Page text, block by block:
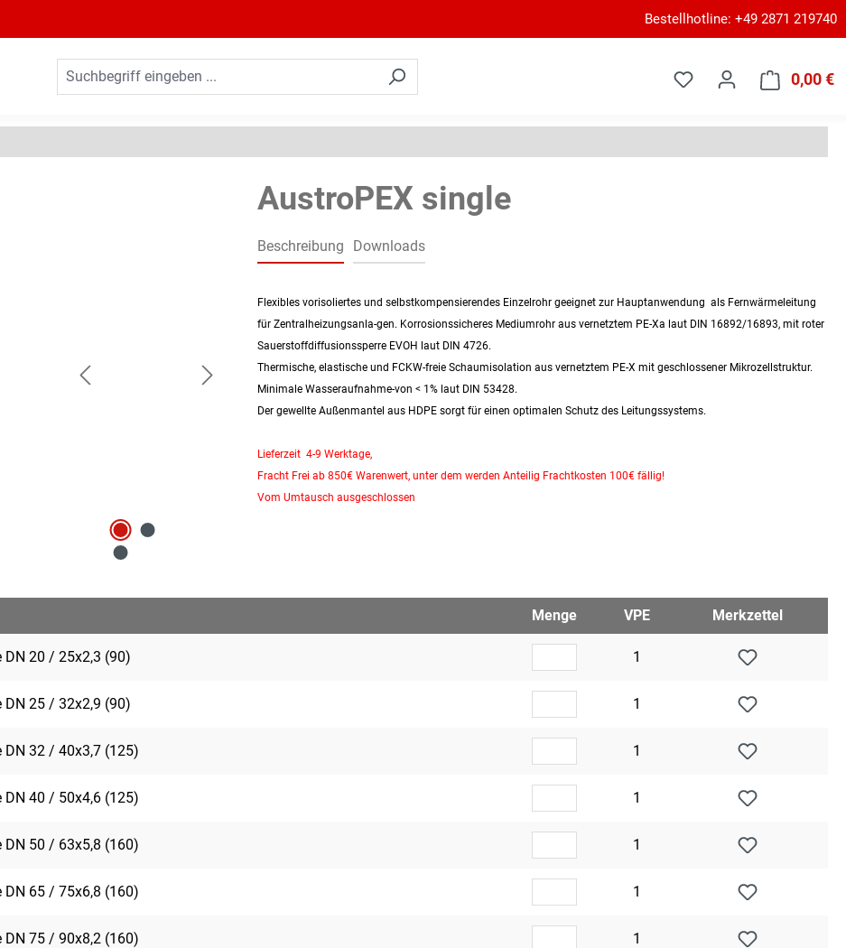
Bestellhotline: +49 2871 219740
0,00 €
AustroPEX single
Beschreibung Downloads
Flexibles vorisoliertes und selbstkompensierendes Einzelrohr geeignet zur Hauptanwendung als Fernwärmeleitung
für Zentralheizungsanla-gen. Korrosionssicheres Mediumrohr aus vernetztem PE-Xa laut DIN 16892/16893, mit roter
Sauerstoffdiffusionssperre EVOH laut DIN 4726.
Thermische, elastische und FCKW-freie Schaumisolation aus vernetztem PE-X mit geschlossener Mikrozellstruktur.
Minimale Wasseraufnahme-von < 1% laut DIN 53428.
Der gewellte Außenmantel aus HDPE sorgt für einen optimalen Schutz des Leitungssystems.
Lieferzeit 4-9 Werktage,
Fracht Frei ab 850€ Warenwert, unter dem werden Anteilig Frachtkosten 100€ fällig!
Vom Umtausch ausgeschlossen
Menge VPE Merkzettel
DN 20 / 25x2,3 (90) 1
DN 25 / 32x2,9 (90) 1
DN 32 / 40x3,7 (125) 1
DN 40 / 50x4,6 (125) 1
DN 50 / 63x5,8 (160) 1
DN 65 / 75x6,8 (160) 1
DN 75 / 90x8,2 (160) 1